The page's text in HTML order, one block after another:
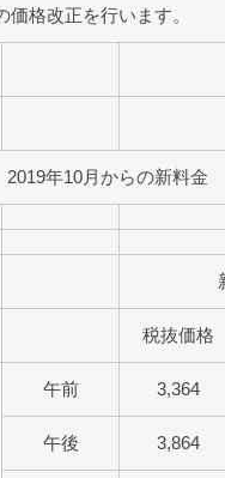
格改正を行います。
2019年10月からの新料金
税抜価格
午前 3,364
午後 3,864